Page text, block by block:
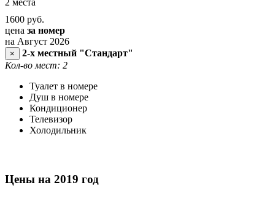
2 места
1600 руб.
цена за номер
на Август 2026
×
2-х местный "Стандарт"
Кол-во мест: 2
Туалет в номере
Душ в номере
Кондиционер
Телевизор
Холодильник
Цены на 2019 год